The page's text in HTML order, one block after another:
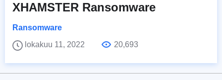
XHAMSTER Ransomware
Ransomware
lokakuu 11, 2022
20,693